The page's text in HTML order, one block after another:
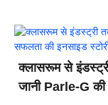
क्लासरूम से
जानी Parle-G की